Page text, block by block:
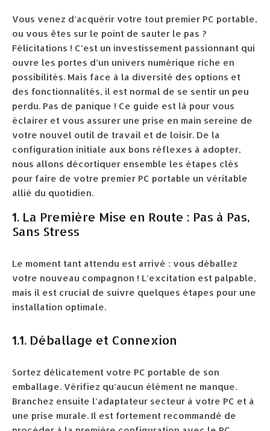
Vous venez d’acquérir votre tout premier PC portable,
ou vous êtes sur le point de sauter le pas ?
Félicitations ! C’est un investissement passionnant qui
ouvre les portes d’un univers numérique riche en
possibilités. Mais face à la diversité des options et
des fonctionnalités, il est normal de se sentir un peu
perdu. Pas de panique ! Ce guide est là pour vous
éclairer et vous assurer une prise en main sereine de
votre nouvel outil de travail et de loisir. De la
configuration initiale aux bons réflexes à adopter,
nous allons décortiquer ensemble les étapes clés
pour faire de votre premier PC portable un véritable
allié du quotidien.
1. La Première Mise en Route : Pas à Pas,
Sans Stress
Le moment tant attendu est arrivé : vous déballez
votre nouveau compagnon ! L’excitation est palpable,
mais il est crucial de suivre quelques étapes pour une
installation optimale.
1.1. Déballage et Connexion
Sortez délicatement votre PC portable de son
emballage. Vérifiez qu’aucun élément ne manque.
Branchez ensuite l’adaptateur secteur à votre PC et à
une prise murale. Il est fortement recommandé de